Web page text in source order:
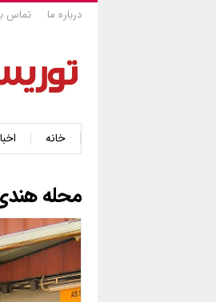
درباره ما تماس
خانه
محله